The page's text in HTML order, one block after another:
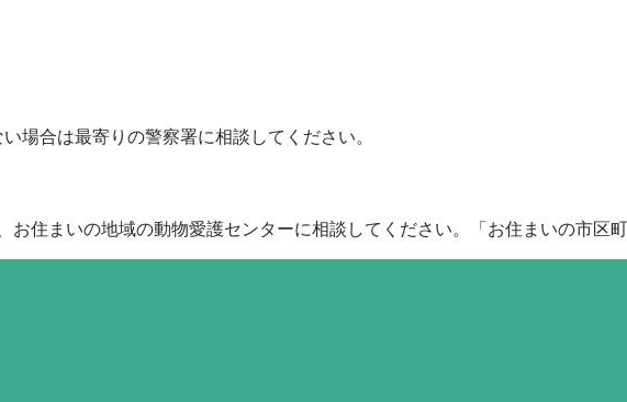
場合は最寄りの警察署に相談してください。
住まいの地域の動物愛護センターに相談してください。「お住まいの市区